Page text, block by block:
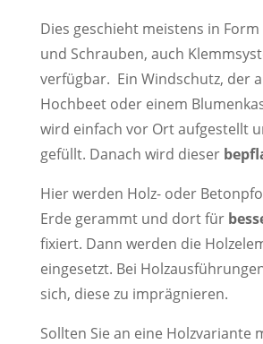
Dies geschieht meistens in
und Schrauben, auch
verfügbar. Ein Windschutz, der
Hochbeet oder einem
wird einfach vor Ort aufgestellt
gefüllt. Danach wird dieser
Hier werden Holz- oder
Erde gerammt und dort für
fixiert. Dann werden die
eingesetzt. Bei
sich, diese zu imprägnieren.
Sollten Sie an eine Holzvariante